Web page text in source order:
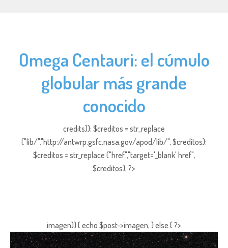
Omega Centauri: el cúmulo
globular más grande
conocido
credits)); $creditos = str_replace
("lib/","http://antwrp.gsfc.nasa.gov/apod/lib/", $creditos);
$creditos = str_replace ("href","target='_blank' href",
$creditos); ?>
imagen)) { echo $post->imagen; } else { ?>